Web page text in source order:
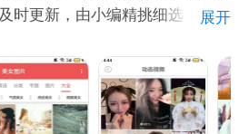
游记录、商品展示等多种场景。
视频内容，可轻松获取视频画面
时更新，由小编精挑细选，美不
。5.一键保存 收藏在本地后没
展开